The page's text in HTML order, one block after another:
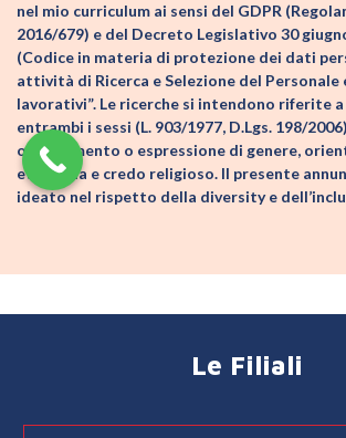
nel mio curriculum ai sensi del GDPR
2016/679) e del Decreto Legislativo 30
(Codice in materia di protezione dei dati
attività di Ricerca e Selezione del
lavorativi”. Le ricerche si intendono riferite
entrambi i sessi (L. 903/1977, D.Lgs. 198/
orientamento o espressione di genere,
età, etnia e credo religioso. Il presente
ideato nel rispetto della diversity e
Le Filiali